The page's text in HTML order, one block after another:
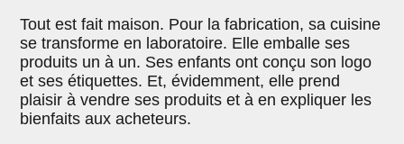
Tout est fait maison. Pour la fabrication, sa cuisine
se transforme en laboratoire. Elle emballe ses
produits un à un. Ses enfants ont conçu son logo
et ses étiquettes. Et, évidemment, elle prend
plaisir à vendre ses produits et à en expliquer les
bienfaits aux acheteurs.